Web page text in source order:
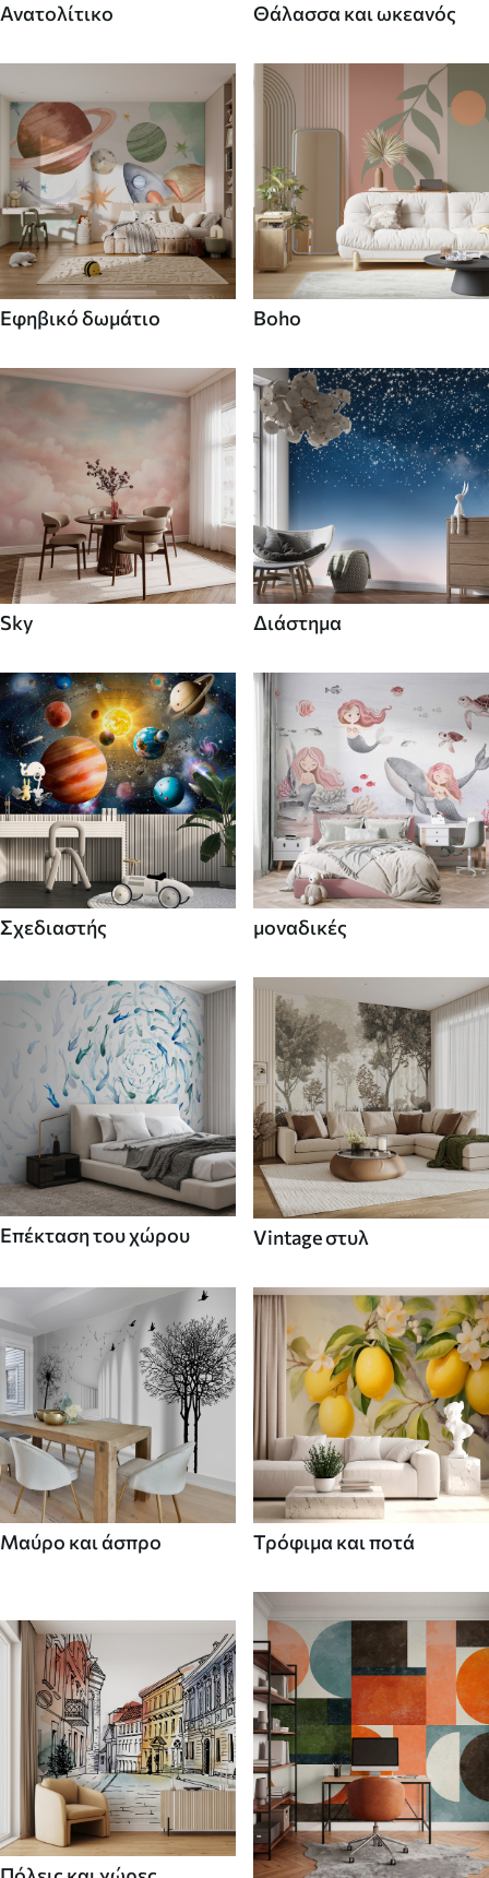
Ανατολίτικο Θάλασσα και ωκεανός
Εφηβικό δωμάτιο Boho
Sky Διάστημα
Σχεδιαστής μοναδικές
Επέκταση του χώρου Vintage στυλ
Μαύρο και άσπρο Τρόφιμα και ποτά